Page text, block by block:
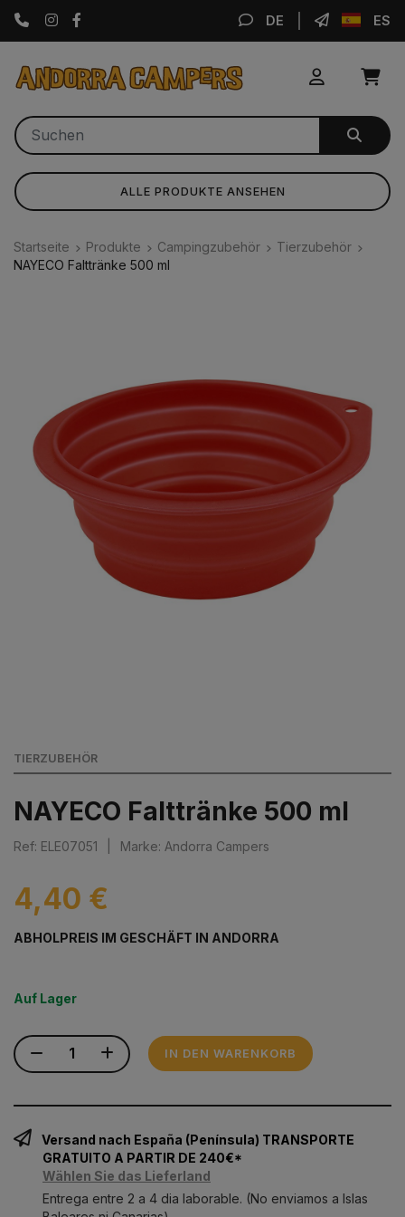
Instagram DE ES
ALLE PRODUKTE ANSEHEN
Startseite Produkte Campingzubehör
Tierzubehör
NAYECO Falttränke 500 ml
TIERZUBEHÖR
NAYECO Falttränke 500 ml
Ref: ELE07051 Marke: Andorra Campers
4,40 €
ABHOLPREIS IM GESCHÄFT IN ANDORRA
Auf Lager
IN DEN WARENKORB
Versand nach España (Península) TRANSPORTE
GRATUITO A PARTIR DE 240€*
Wählen Sie das Lieferland
Entrega entre 2 a 4 dia laborable. (No enviamos a Islas